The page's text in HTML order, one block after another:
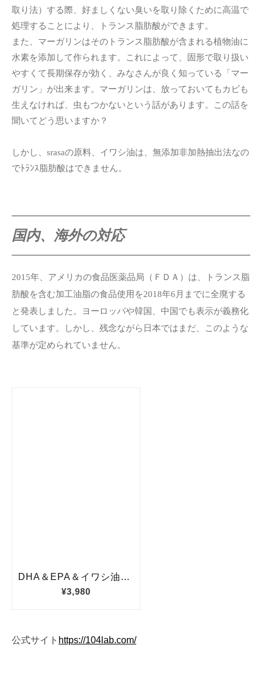
取り法）する際、好ましくない臭いを取り除くために高温で
処理することにより、トランス脂肪酸ができます。
また、マーガリンはそのトランス脂肪酸が含まれる植物油に
水素を添加して作られます。これによって、固形で取り扱い
やすくて長期保存が効く、みなさんが良く知っている「マー
ガリン」が出来ます。マーガリンは、放っておいてもカビも
生えなければ、虫もつかないという話があります。この話を
聞いてどう思いますか？
しかし、srasaの原料、イワシ油は、無添加非加熱抽出法なの
でﾄﾗﾝｽ脂肪酸はできません。
国内、海外の対応
2015年、アメリカの食品医薬品局（ＦＤＡ）は、トランス脂
肪酸を含む加工油脂の食品使用を2018年6月までに全廃する
と発表しました。ヨーロッパや韓国、中国でも表示が義務化
しています。しかし、残念ながら日本ではまだ、このような
基準が定められていません。
公式サイト https://104lab.com/